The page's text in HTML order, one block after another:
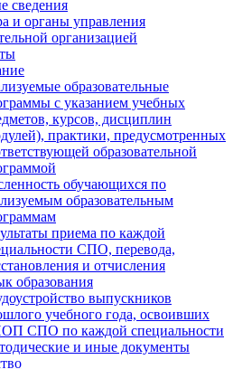
сведения
и органы управления
организацией
образовательные
с указанием учебных
курсов, дисциплин
практики, предусмотренных
образовательной
обучающихся по
образовательным
приема по каждой
СПО, перевода,
и отчисления
образования
выпускников
учебного года, освоивших
СПО по каждой специальности
и иные документы